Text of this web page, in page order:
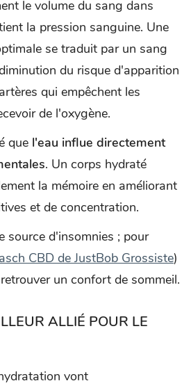
le volume du sang dans
la pression sanguine. Une
se traduit par un sang
du risque d'apparition
qui empêchent les
de l'oxygène.
que l'eau influe directement
. Un corps hydraté
la mémoire en améliorant
et de concentration.
source d'insomnies ; pour
CBD de JustBob Grossiste)
un confort de sommeil.
ALLIÉ POUR LE
vont